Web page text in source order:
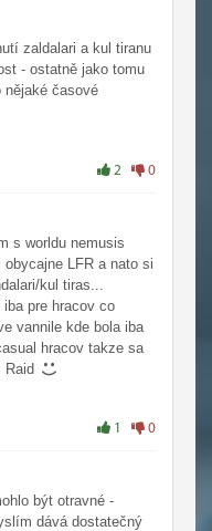
zaldalari a kul tiranu
- ostatně jako tomu
nějaké časové
2 0
s worldu nemusis
LFR a nato si
kul tiras...
pre hracov co
vannile kde bola iba
hracov takze sa
Raid
1 0
být otravné -
dává dostatečný